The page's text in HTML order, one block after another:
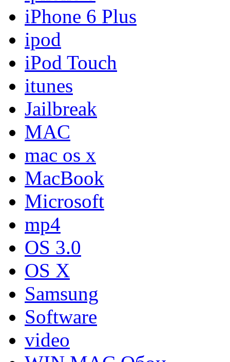
iPhone 6 Plus
ipod
iPod Touch
itunes
Jailbreak
MAC
mac os x
MacBook
Microsoft
mp4
OS 3.0
OS X
Samsung
Software
video